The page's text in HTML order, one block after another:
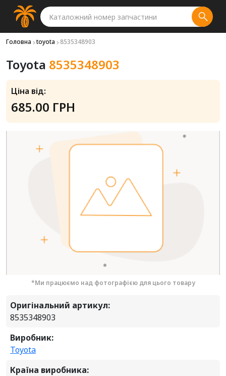
Головна toyota 8535348903
Toyota 8535348903
Ціна від:
685.00 ГРН
*Ми працюємо над фотографією для цього товару
Оригінальний артикул:
8535348903
Виробник:
Toyota
Країна виробника: